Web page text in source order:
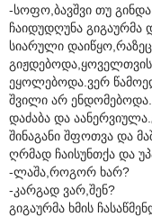
-სოფო,ბავშვი თუ
ჩაიდუდღუნა გიგაურმა
სიარული დაიწყო,რაზეც
ეყოლებოდა.ვერ
შვილი არ
დაძაბა და
შინაგანი შფოთვა და
ღრმად ჩაისუნთქა და
-ლაშა,როგორ ხარ?
-კარგად ვარ,შენ?
გიგაურმა ხმის